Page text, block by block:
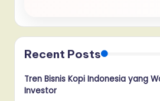
Recent Posts
Tren Bisnis Kopi Indonesia yang
Investor